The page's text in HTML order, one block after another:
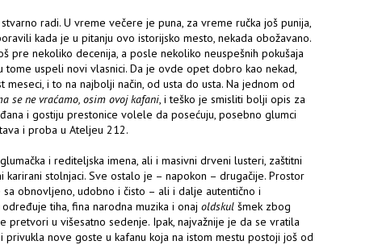
radi. U vreme večere je puna, za vreme ručka još punija,
kada je u pitanju ovo istorijsko mesto, nekada obožavano.
pre nekoliko decenija, a posle nekoliko neuspešnih pokušaja
tome uspeli novi vlasnici. Da je ovde opet dobro kao nekad,
i to na najbolji način, od usta do usta. Na jednom od
se ne vraćamo, osim ovoj kafani, i teško je smisliti bolji opis za
i gostiju prestonice volele da posećuju, posebno glumci
i proba u Ateljeu 212.
i rediteljska imena, ali i masivni drveni lusteri, zaštitni
karirani stolnjaci. Sve ostalo je – napokon – drugačije. Prostor
obnovljeno, udobno i čisto – ali i dalje autentično i
tiha, fina narodna muzika i onajoldskul šmek zbog
pretvori u višesatno sedenje. Ipak, najvažnije je da se vratila
privukla nove goste u kafanu koja na istom mestu postoji još od